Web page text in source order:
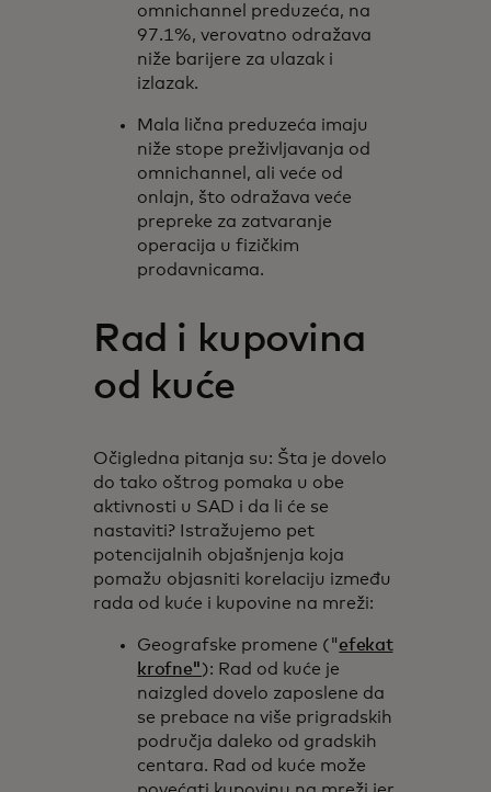
omnichannel preduzeća, na
97.1%, verovatno odražava
niže barijere za ulazak i
izlazak.
Mala lična preduzeća imaju
niže stope preživljavanja od
omnichannel, ali veće od
onlajn, što odražava veće
prepreke za zatvaranje
operacija u fizičkim
prodavnicama.
Rad i kupovina
od kuće
Očigledna pitanja su: Šta je dovelo
do tako oštrog pomaka u obe
aktivnosti u SAD i da li će se
nastaviti? Istražujemo pet
potencijalnih objašnjenja koja
pomažu objasniti korelaciju između
rada od kuće i kupovine na mreži:
Geografske promene ("efekat
krofne"): Rad od kuće je
naizgled dovelo zaposlene da
se prebace na više prigradskih
područja daleko od gradskih
centara. Rad od kuće može